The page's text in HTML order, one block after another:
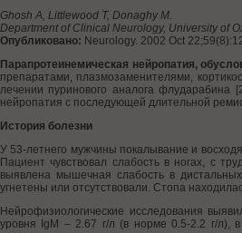
Ghosh A, Littlewood T, Donaghy M.
Department of Clinical Neurology, University of
Опубликовано: Neurology. 2002 Oct
Парапротеинемическая нейропатия,
препаратами, плазмозаменителями,
лечении пуринового аналога
нейропатия с последующей длительной
История болезни
У 53-летнего мужчины покалывание и
Пациент чувствовал слабость в ногах, с
выявлена мышечная слабость в
угнетены или отсутствовали. Стопа
Нейрофизиологические исследования
уровня IgM – 2.67 г/л (в норме 0.5-2.2 г/л),